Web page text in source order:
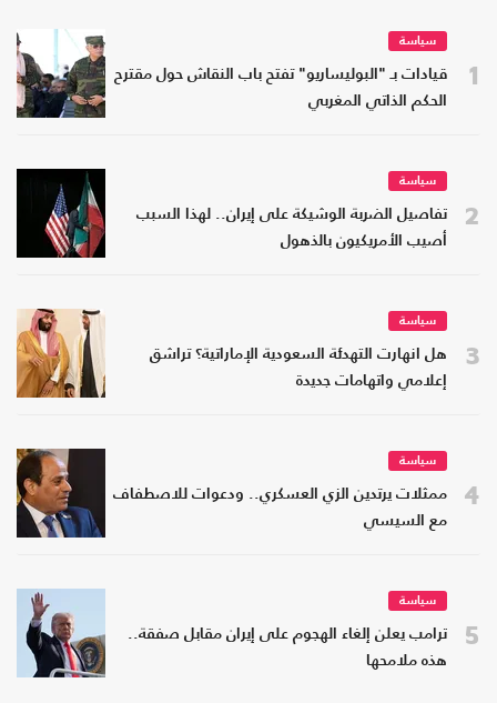
1
سياسة
قيادات بـ "البوليساريو" تفتح باب النقاش حول مقترح
الحكم الذاتي المغربي
2
سياسة
تفاصيل الضربة الوشيكة على إيران.. لهذا السبب
أصيب الأمريكيون بالذهول
3
سياسة
هل انهارت التهدئة السعودية الإماراتية؟ تراشق
إعلامي واتهامات جديدة
4
سياسة
ممثلات يرتدين الزي العسكري.. ودعوات للاصطفاف
مع السيسي
5
سياسة
ترامب يعلن إلغاء الهجوم على إيران مقابل صفقة..
هذه ملامحها